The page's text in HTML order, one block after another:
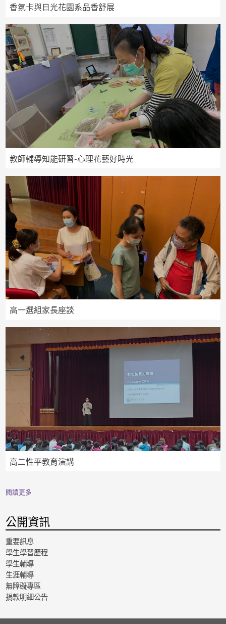
香氛卡與日光花園系品香舒展
教師輔導知能研習-心理花藝好時光
高一選組家長座談
高二性平教育演講
閱讀更多
公開資訊
重要訊息
學生學習歷程
學生輔導
生涯輔導
無障礙專區
捐款明細公告